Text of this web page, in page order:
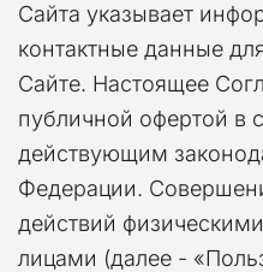
Сайта указывает
контактные данные
Сайте. Настоящее
публичной офертой в
действующим
Федерации.
действий
лицами (далее -